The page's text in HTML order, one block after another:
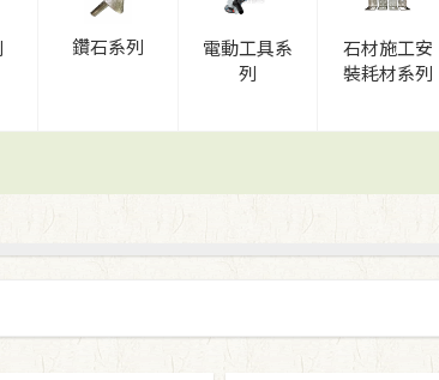
鑽石系列
電動工具系
列
石材施工安
裝耗材系列